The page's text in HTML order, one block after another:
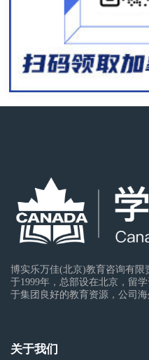
博实乐万佳(北京)教育咨询有限
于1999年，总部设在北京，留
于集团良好的教育资源，公司海
关于我们